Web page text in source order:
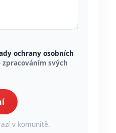
ochrany osobních
zpracováním svých
v komunitě.